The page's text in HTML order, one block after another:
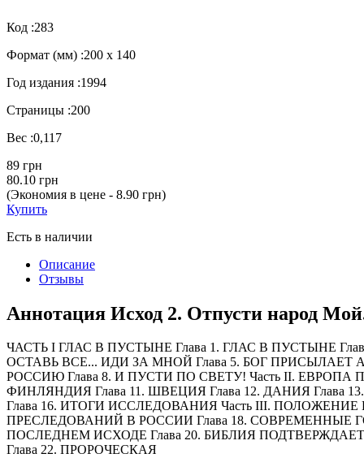
Код :283
Формат (мм) :200 х 140
Год издания :1994
Страницы :200
Вес :0,117
89 грн
80.10 грн
(Экономия в цене - 8.90 грн)
Купить
Есть в наличии
Описание
Отзывы
Аннотация Исход 2. Отпусти народ
ЧАСТЬ I ГЛАС В ПУСТЫНЕ Глава 1. ГЛАС В ПУСТЫНЕ
ОСТАВЬ ВСЕ... ИДИ ЗА МНОЙ Глава 5. БОГ ПРИСЫЛАЕТ
РОССИЮ Глава 8. И ПУСТИ ПО СВЕТУ! Часть II.
ФИНЛЯНДИЯ Глава 11. ШВЕЦИЯ Глава 12. ДАНИЯ Глава
Глава 16. ИТОГИ ИССЛЕДОВАНИЯ Часть III.
ПРЕСЛЕДОВАНИЙ В РОССИИ Глава 18. СОВРЕМЕННЫЕ
ПОСЛЕДНЕМ ИСХОДЕ Глава 20. БИБЛИЯ
Глава 22. ПРОРОЧЕСКАЯ